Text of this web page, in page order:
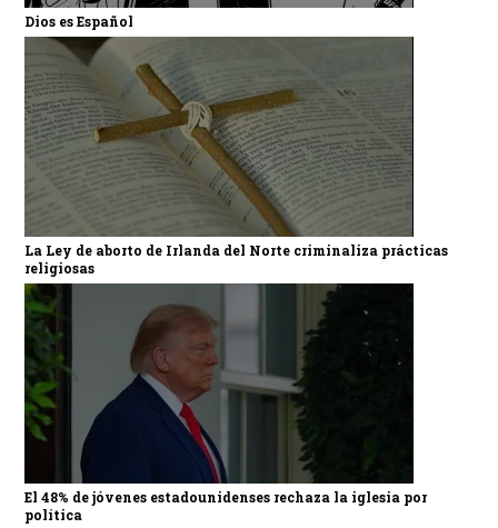
Dios es Español
La Ley de aborto de Irlanda del Norte criminaliza prácticas
religiosas
El 48% de jóvenes estadounidenses rechaza la iglesia por
política